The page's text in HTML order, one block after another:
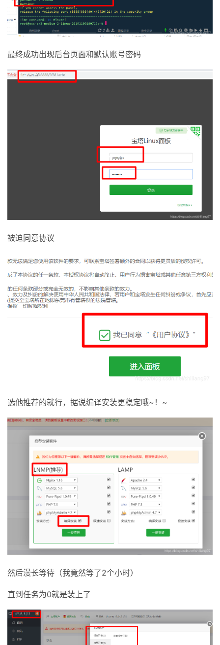
最终成功出现后台页面和默认账号密码
被迫同意协议
选他推荐的就行，据说编译安装更稳定哦~！~
然后漫长等待（我竟然等了2个小时）
直到任务为0就是装上了